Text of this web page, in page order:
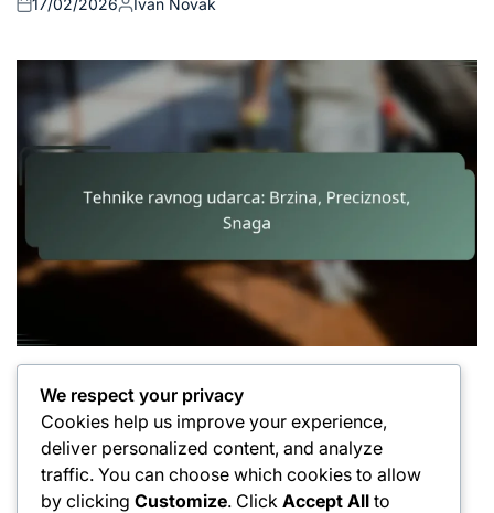
Posted
17/02/2026
Posted
Ivan Novak
Tehnike zamaha s prednje strane
Tehnike ravnog udarca: Brzina, Preciznost,
Snaga
Posted
16/02/2026
Posted
by
Ivan Novak
We respect your privacy
Cookies help us improve your experience,
deliver personalized content, and analyze
traffic. You can choose which cookies to allow
by clicking Customize. Click Accept All to